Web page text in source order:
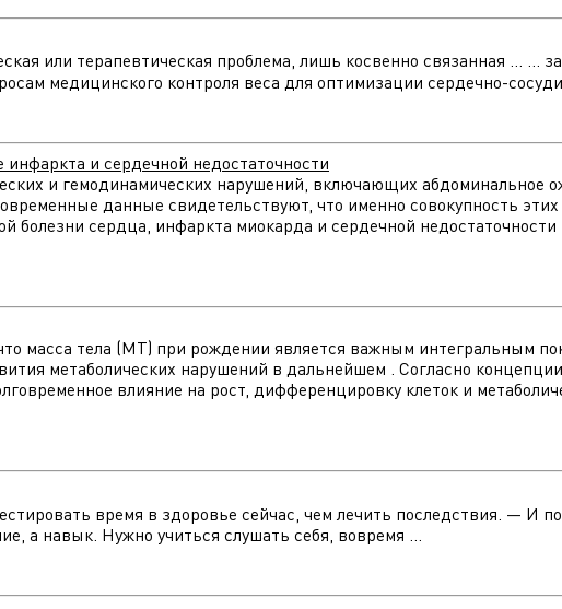
или терапевтическая проблема, лишь косвенно связанная ... ...
росам медицинского контроля веса для оптимизации сердечно-
и сердечной недостаточности
и гемодинамических нарушений, включающих абдоминальное
данные свидетельствуют, что именно совокупность
болезни сердца, инфаркта миокарда и сердечной
масса тела (МТ) при рождении является важным интегральным
метаболических нарушений в дальнейшем . Согласно
влияние на рост, дифференцировку клеток и
время в здоровье сейчас, чем лечить последствия. — И
а навык. Нужно учиться слушать себя, вовремя ...